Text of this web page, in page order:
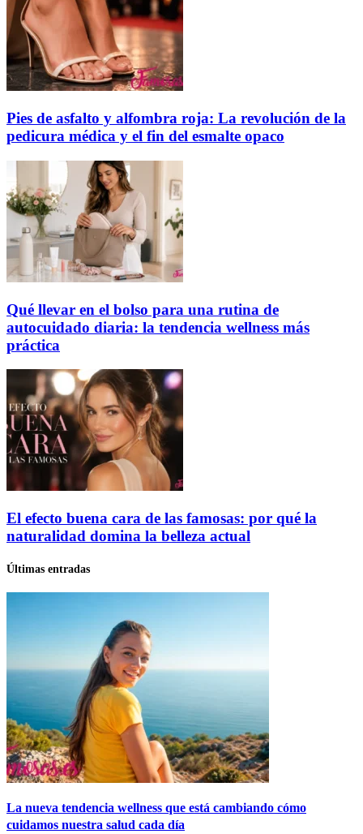
Pies de asfalto y alfombra roja: La revolución de la
pedicura médica y el fin del esmalte opaco
Qué llevar en el bolso para una rutina de
autocuidado diaria: la tendencia wellness más
práctica
El efecto buena cara de las famosas: por qué la
naturalidad domina la belleza actual
Últimas entradas
La nueva tendencia wellness que está cambiando cómo
cuidamos nuestra salud cada día